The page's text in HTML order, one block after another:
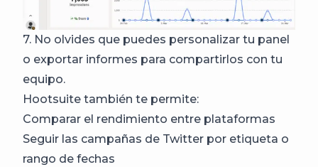
7. No olvides que puedes personalizar tu panel
o exportar informes para compartirlos con tu
equipo.
Hootsuite también te permite:
Comparar el rendimiento entre plataformas
Seguir las campañas de Twitter por etiqueta o
rango de fechas